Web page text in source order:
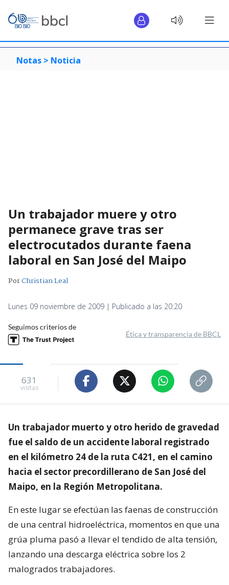
Notas > Noticia
Un trabajador muere y otro
permanece grave tras ser
electrocutados durante faena
laboral en San José del Maipo
PorChristian Leal
Lunes 09 noviembre de 2009 | Publicado a las 20:20
Seguimos criterios de
Ética y transparencia de BBCL
631
visitas
Un trabajador muerto y otro herido de gravedad
fue el saldo de un accidente laboral registrado
en el kilómetro 24 de la ruta C421, en el camino
hacia el sector precordillerano de San José del
Maipo, en la Región Metropolitana.
En este lugar se efectúan las faenas de construcción
de una central hidroeléctrica, momentos en que una
grúa pluma pasó a llevar el tendido de alta tensión,
lanzando una descarga eléctrica sobre los 2
malogrados trabajadores.